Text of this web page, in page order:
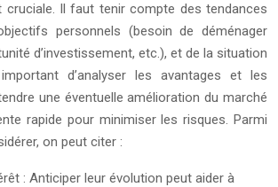
cruciale. Il faut tenir compte des tendances
personnels (besoin de déménager
d’investissement, etc.), et de la situation
d’analyser les avantages et les
une éventuelle amélioration du marché
rapide pour minimiser les risques. Parmi
on peut citer :
: Anticiper leur évolution peut aider à